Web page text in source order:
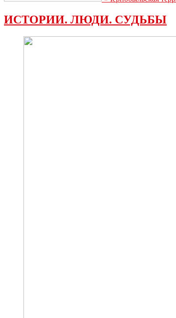
ИСТОРИИ. ЛЮДИ. СУДЬБЫ